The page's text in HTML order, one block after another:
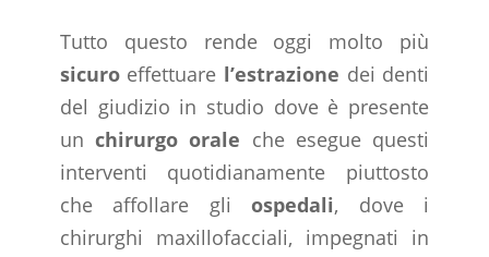
Tutto questo rende oggi molto più
sicuroeffettuare l’estrazione dei denti
del giudizio in studio dove è presente
unchirurgo orale che esegue questi
interventi quotidianamente piuttosto
che affollare gliospedali, dove i
chirurghi maxillofacciali, impegnati in